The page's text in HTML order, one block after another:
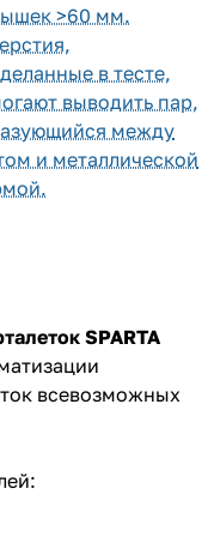
>60 мм.
в тесте,
выводить пар,
между
и металлической
SPARTA
всевозможных